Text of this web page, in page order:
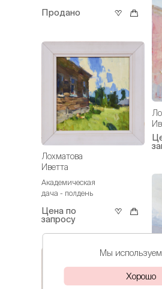
Продано
Лохматова
Иветта
Академическая
дача - полдень
Цена по
запросу
Мы
Хорошо